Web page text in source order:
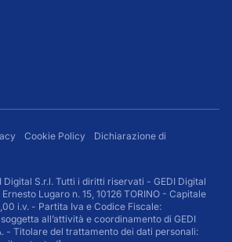
Cookie Policy
Dichiarazione di
S.r.l. Tutti i diritti riservati - GEDI Digital
Lugaro n. 15, 10126 TORINO - Capitale
i.v. - Partita Iva e Codice Fiscale:
all’attività e coordinamento di GEDI
- Titolare del trattamento dei dati personali: